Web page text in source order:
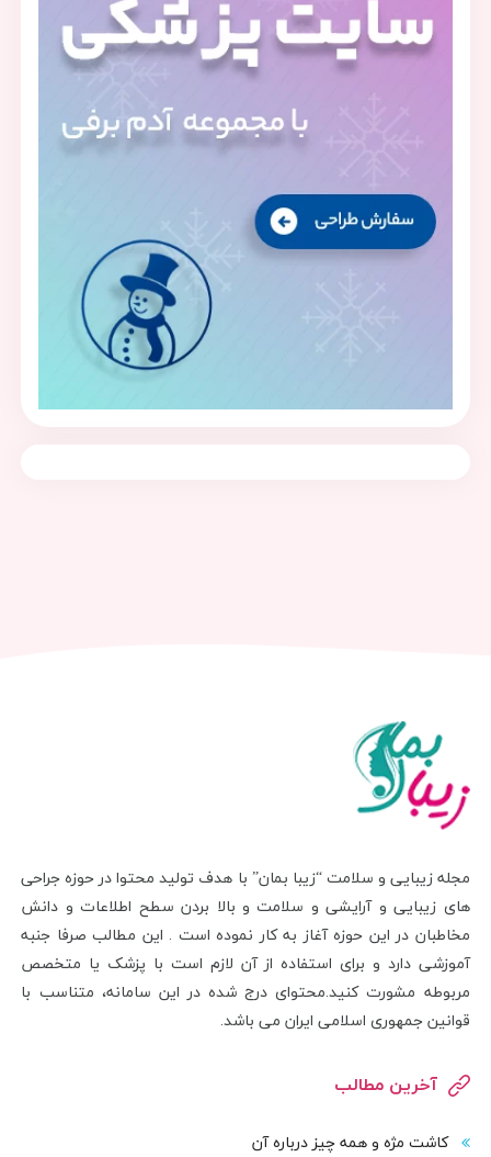
مجله زیبایی و سلامت “زیبا بمان” با هدف تولید محتوا در حوزه جراحی
های زیبایی و آرایشی و سلامت و بالا بردن سطح اطلاعات و دانش
مخاطبان در این حوزه آغاز به کار نموده است . این مطالب صرفا جنبه
آموزشی دارد و برای استفاده از آن لازم است با پزشک یا متخصص
مربوطه مشورت کنید.محتوای درج شده در این سامانه، متناسب با
قوانین جمهوری اسلامی ایران می باشد.
آخرین مطالب
کاشت مژه و همه چیز درباره آن